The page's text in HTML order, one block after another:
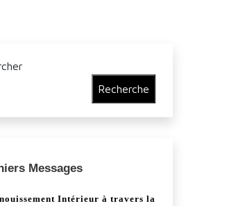
Recherche
Messages
Intérieur à travers la